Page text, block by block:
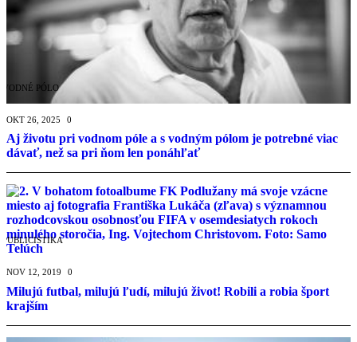
VODNÉ PÓLO
OKT 26, 2025 0
Aj životu pri vodnom póle a s vodným pólom je potrebné viac
dávať, než sa pri ňom len ponáhľať
PUBLICISTIKA
NOV 12, 2019 0
Milujú futbal, milujú ľudí, milujú život! Robili a robia šport
krajším